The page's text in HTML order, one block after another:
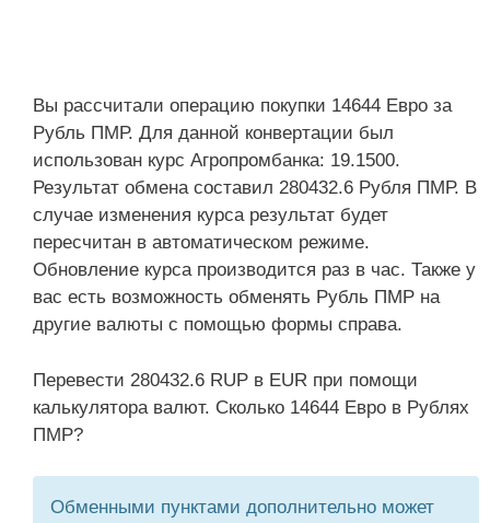
Вы рассчитали операцию покупки 14644 Евро за
Рубль ПМР. Для данной конвертации был
использован курс Агропромбанка: 19.1500.
Результат обмена составил 280432.6 Рубля ПМР. В
случае изменения курса результат будет
пересчитан в автоматическом режиме.
Обновление курса производится раз в час. Также у
вас есть возможность обменять Рубль ПМР на
другие валюты с помощью формы справа.
Перевести 280432.6 RUP в EUR при помощи
калькулятора валют. Сколько 14644 Евро в Рублях
ПМР?
Обменными пунктами дополнительно может